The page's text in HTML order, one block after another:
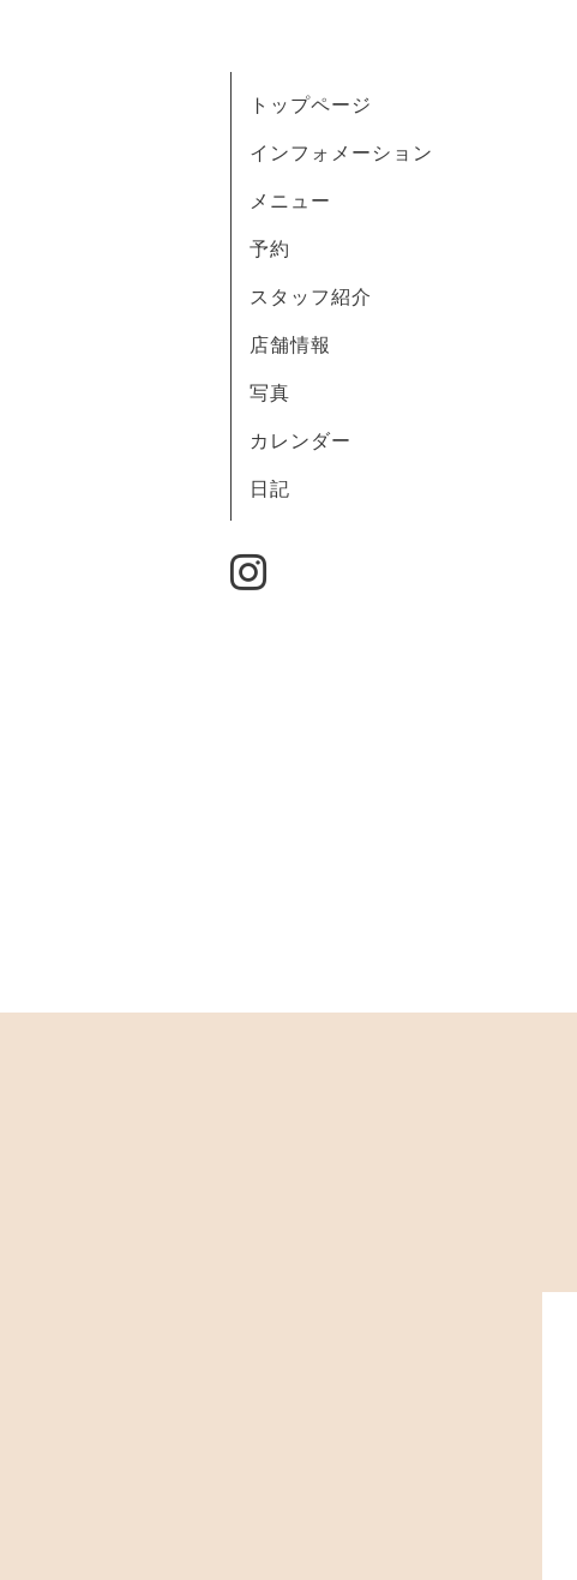
トップページ
インフォメーション
メニュー
予約
スタッフ紹介
店舗情報
写真
カレンダー
日記